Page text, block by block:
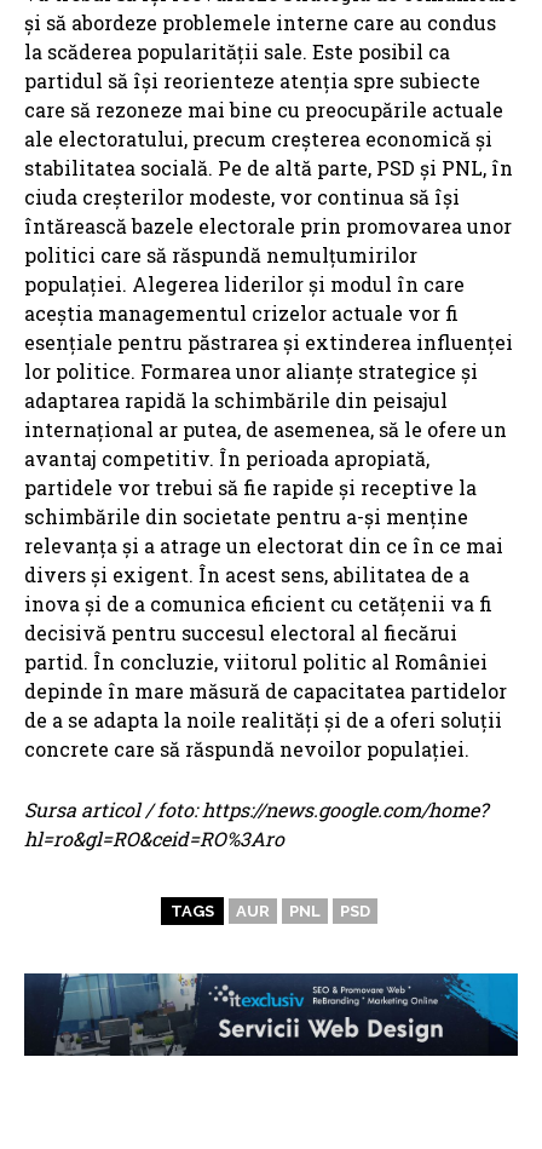
și să abordeze problemele interne care au condus
la scăderea popularității sale. Este posibil ca
partidul să își reorienteze atenția spre subiecte
care să rezoneze mai bine cu preocupările actuale
ale electoratului, precum creșterea economică și
stabilitatea socială. Pe de altă parte, PSD și PNL, în
ciuda creșterilor modeste, vor continua să își
întărească bazele electorale prin promovarea unor
politici care să răspundă nemulțumirilor
populației. Alegerea liderilor și modul în care
aceștia managementul crizelor actuale vor fi
esențiale pentru păstrarea și extinderea influenței
lor politice. Formarea unor alianțe strategice și
adaptarea rapidă la schimbările din peisajul
internațional ar putea, de asemenea, să le ofere un
avantaj competitiv. În perioada apropiată,
partidele vor trebui să fie rapide și receptive la
schimbările din societate pentru a-și menține
relevanța și a atrage un electorat din ce în ce mai
divers și exigent. În acest sens, abilitatea de a
inova și de a comunica eficient cu cetățenii va fi
decisivă pentru succesul electoral al fiecărui
partid. În concluzie, viitorul politic al României
depinde în mare măsură de capacitatea partidelor
de a se adapta la noile realități și de a oferi soluții
concrete care să răspundă nevoilor populației.
Sursa articol / foto: https://news.google.com/home?
hl=ro&gl=RO&ceid=RO%3Aro
TAGS AUR PNL PSD